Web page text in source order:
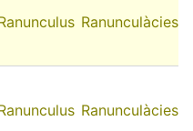
Ranunculàcies
Ranunculàcies